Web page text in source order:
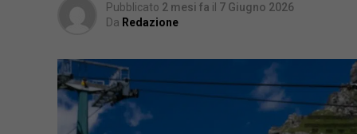
Pubblicato 2 mesi fa il 7 Giugno 2026
Da Redazione